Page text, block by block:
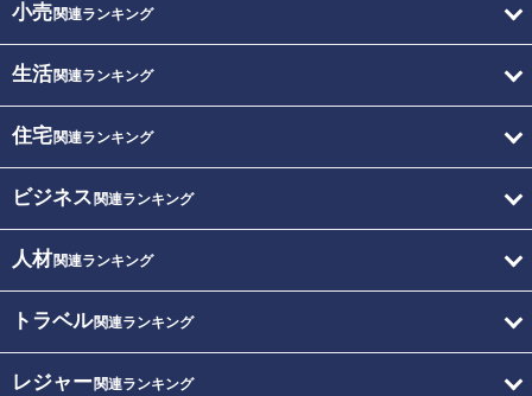
小売関連ランキング
生活関連ランキング
住宅関連ランキング
ビジネス 関連ランキング
人材関連ランキング
トラベル関連ランキング
レジャー関連ランキング